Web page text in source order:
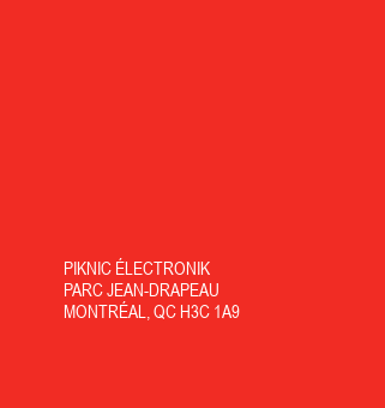
PIKNIC ÉLECTRONIK
PARC JEAN-DRAPEAU
MONTRÉAL, QC H3C 1A9